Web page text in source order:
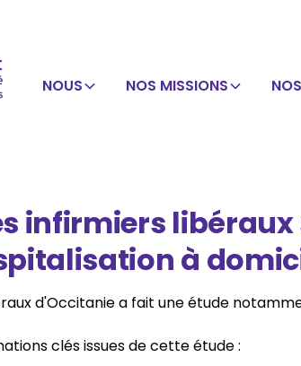
NOUS NOS MISSIONS
infirmiers
à
d'Occitanie a fait une étude
clés issues de cette étude :